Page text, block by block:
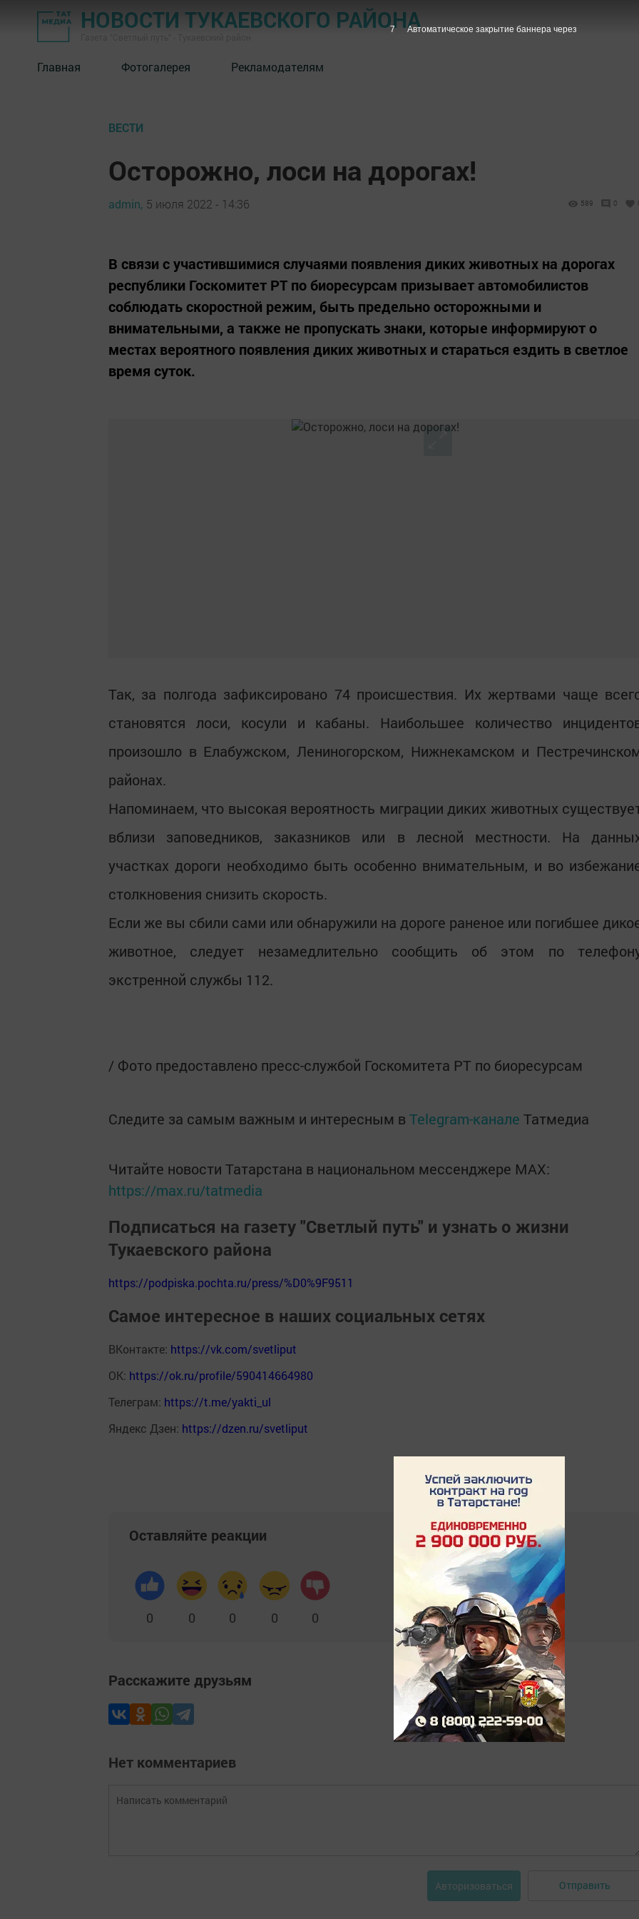
НОВОСТИ ТУКАЕВСКОГО РАЙОНА
Главная Фотогалерея Рекламодателям
ВЕСТИ
Осторожно, лоси на дорогах!
admin, 5 июля 2022 - 14:36 589 0
В связи с участившимися случаями появления диких животных на дорогах
республики Госкомитет РТ по биоресурсам призывает автомобилистов
соблюдать скоростной режим, быть предельно осторожными и
внимательными, а также не пропускать знаки, которые информируют о
местах вероятного появления диких животных и стараться ездить в светлое
время суток.
Так, за полгода зафиксировано 74 происшествия. Их жертвами чаще
становятся лоси, косули и кабаны. Наибольшее количество
произошло в Елабужском, Лениногорском, Нижнекамском и
районах.
Напоминаем, что высокая вероятность миграции диких животных
вблизи заповедников, заказников или в лесной местности. На
участках дороги необходимо быть особенно внимательным, и во
столкновения снизить скорость.
Если же вы сбили сами или обнаружили на дороге раненое или погибшее
животное, следует незамедлительно сообщить об этом по
экстренной службы 112.
/ Фото предоставлено пресс-службой Госкомитета РТ по биоресурсам
Следите за самым важным и интересным в Telegram-канале Татмедиа
Читайте новости Татарстана в национальном мессенджере MАХ:
https://max.ru/tatmedia
Подписаться на газету "Светлый путь" и узнать о жизни
Тукаевского района
https://podpiska.pochta.ru/press/%D0%9F9511
Самое интересное в наших социальных сетях
ВКонтакте: https://vk.com/svetliput
ОК: https://ok.ru/profile/590414664980
Телеграм: https://t.me/yakti_ul
Яндекс Дзен: https://dzen.ru/svetliput
Оставляйте реакции
0 0 0 0 0
Расскажите друзьям
Нет комментариев
Авторизоваться Отправить
6 Автоматическое закрытие баннера через